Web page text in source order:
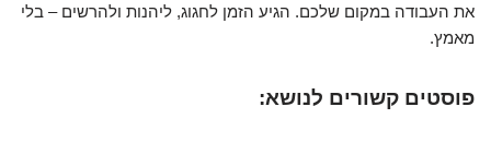
את העבודה במקום שלכם. הגיע הזמן לחגוג, ליהנות ולהרשים – בלי
מאמץ.
פוסטים קשורים לנושא: